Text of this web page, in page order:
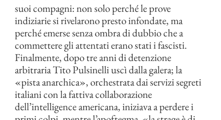
suoi compagni: non solo perché le prove
indiziarie si rivelarono presto infondate, ma
perché emerse senza ombra di dubbio che a
commettere gli attentati erano stati i fascisti.
Finalmente, dopo tre anni di detenzione
arbitraria Tito Pulsinelli uscì dalla galera; la
«pista anarchica», orchestrata dai servizi segreti
italiani con la fattiva collaborazione
dell’intelligence americana, iniziava a perdere i